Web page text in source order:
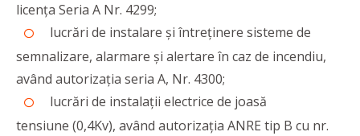
licența Seria A Nr. 4299;
lucrări de instalare și întreținere sisteme de
semnalizare, alarmare și alertare în caz de incendiu,
având autorizația seria A, Nr. 4300;
lucrări de instalații electrice de joasă
tensiune (0,4Kv), având autorizația ANRE tip B cu nr.